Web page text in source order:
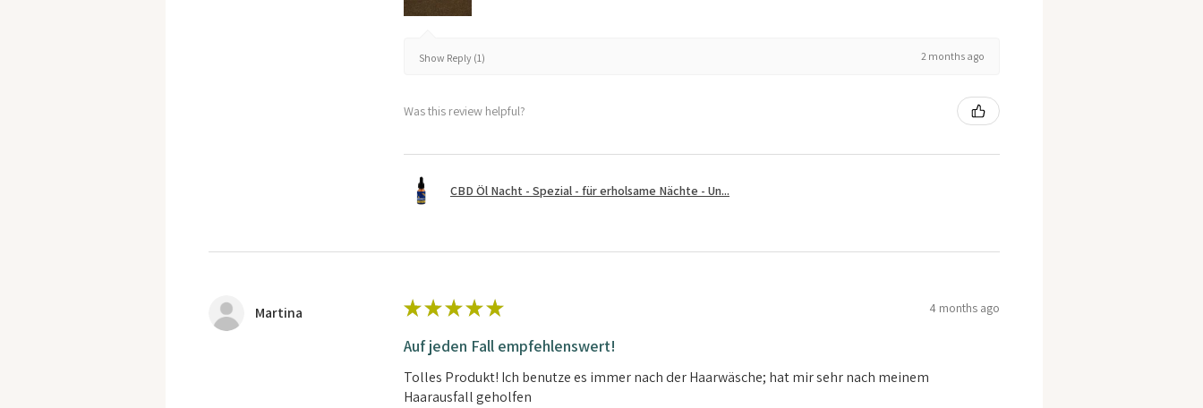
Show Reply (1) 2 months ago
Was this review helpful?
CBD Öl Nacht - Spezial - für erholsame Nächte - Un...
Martina ★★★★★ 4 months ago
Auf jeden Fall empfehlenswert!
Tolles Produkt! Ich benutze es immer nach der Haarwäsche; hat mir sehr nach meinem
Haarausfall geholfen